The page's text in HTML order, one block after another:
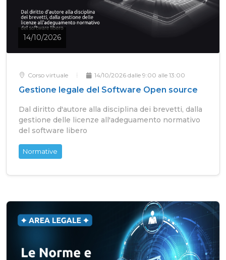
14/10/2026
Corso virtuale 14/10/2026 dalle 9:00 alle 13:00
Gestione legale del Software Open source
Dal diritto d'autore alla disciplina dei brevetti, dalla
gestione delle licenze all'adeguamento normativo
del software libero
Normative